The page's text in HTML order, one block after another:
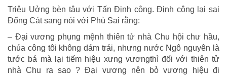
Triệu Uởng bèn tâu với Tấn Định công. Định công lại sai
Đổng Cát sang nói với Phù Sai rằng:
– Đại vương phụng mệnh thiên tử nhà Chu hội chư hầu,
chúa công tôi không dám trái, nhưng nước Ngô nguyên là
tước bá mà lại tiếm hiệu xưng vươngthì đối với thiên tử
nhà Chu ra sao ? Đại vương nên bỏ vương hiệu đi